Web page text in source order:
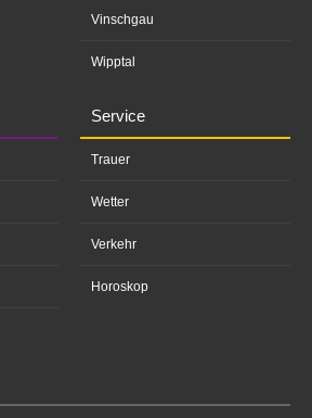
Vinschgau
Wipptal
Service
Trauer
Wetter
Verkehr
Horoskop